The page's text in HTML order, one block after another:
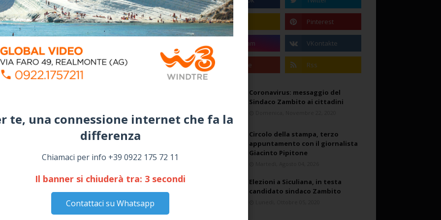
te, una connessione internet che fa la
differenza​
Chiamaci per info +39 0922 175 72 11
Il banner si chiuderà tra: 2 secondi
Contattaci su Whatsapp
Coronavirus: messaggio del
Sindaco Zambito ai cittadini
Circolo della stampa, terzo
appuntamento con il giornalista
Giacinto Pipitone
Elezioni a Siculiana, in testa
candidato sindaco Zambito